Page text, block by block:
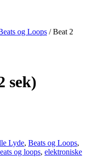
og Loops / Beat 2
sek)
Lyde, Beats og Loops,
og loops, elektroniske